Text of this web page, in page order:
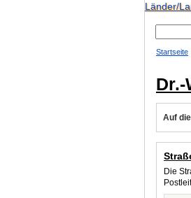
Länder/
Startseite
Auf
Die